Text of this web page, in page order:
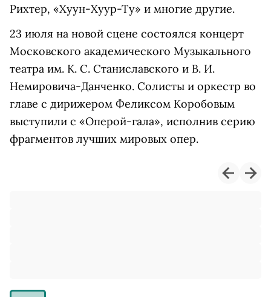
Рихтер, «Хуун-Хуур-Ту» и многие другие.
23 июля на новой сцене состоялся концерт
Московского академического Музыкального
театра им. К. С. Станиславского и В. И.
Немировича-Данченко. Солисты и оркестр во
главе с дирижером Феликсом Коробовым
выступили с «Оперой-гала», исполнив серию
фрагментов лучших мировых опер.